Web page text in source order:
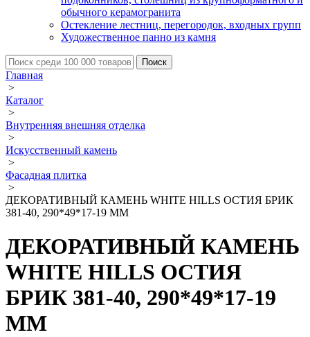
обычного керамогранита
Остекление лестниц, перегородок, входных групп
Художественное панно из камня
Главная
>
Каталог
>
Внутренняя внешняя отделка
>
Искусственный камень
>
Фасадная плитка
>
ДЕКОРАТИВНЫЙ КАМЕНЬ WHITE HILLS ОСТИЯ БРИК
381-40, 290*49*17-19 ММ
ДЕКОРАТИВНЫЙ КАМЕНЬ
WHITE HILLS ОСТИЯ
БРИК 381-40, 290*49*17-19
ММ